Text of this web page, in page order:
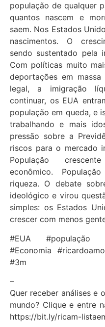
população de qualquer
quantos nascem e
saem. Nos Estados
nascimentos. O
sendo sustentado pela
Com políticas muito
deportações em
legal, a imigração
continuar, os EUA
população em queda, e
trabalhando e mais
pressão sobre a
riscos para o mercado
População
econômico.
riqueza. O debate
ideológico e virou
simples: os Estados
crescer com menos
#EUA #população
#Economia
#3m
–
Quer receber análises e
mundo? Clique e entre
https://bit.ly/ricam-